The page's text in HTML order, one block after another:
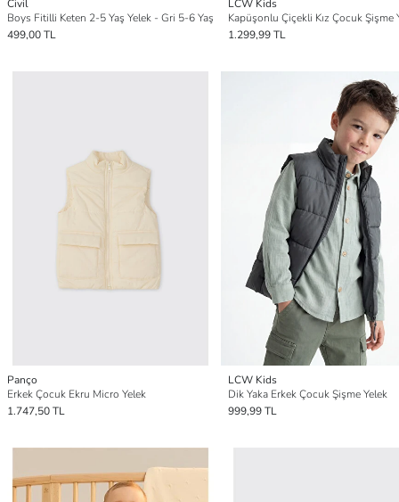
Civil
Boys Fitilli Keten 2-5 Yaş Yelek - Gri 5-6 Yaş
499,00 TL
LCW Kids
Kapüşonlu Çiçekli Kız Çocuk Şişme
1.299,99 TL
Panço
Erkek Çocuk Ekru Micro Yelek
1.747,50 TL
LCW Kids
Dik Yaka Erkek Çocuk Şişme Yelek
999,99 TL